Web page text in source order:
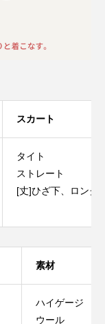
スカート
タイト
ストレート
[丈]ひざ下、ロング
素材
ハイゲージ
ウール